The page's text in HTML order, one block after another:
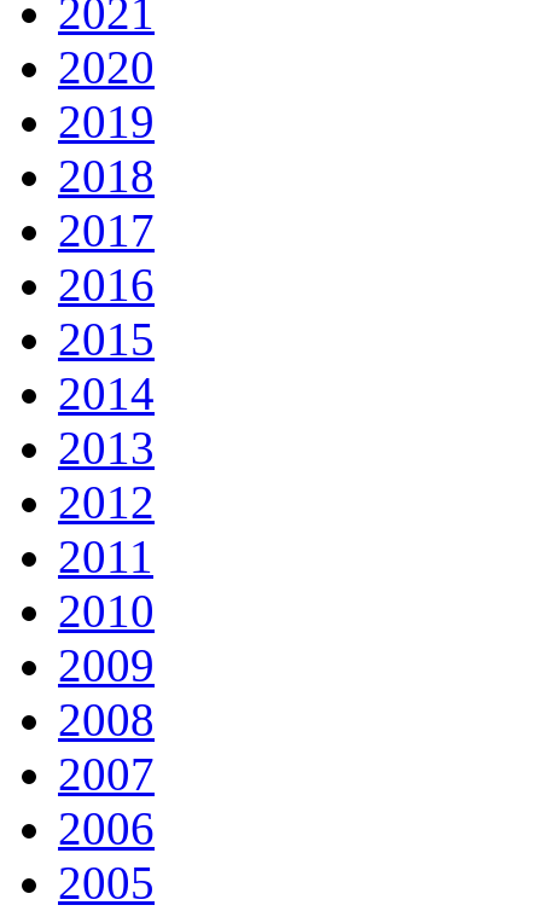
2021
2020
2019
2018
2017
2016
2015
2014
2013
2012
2011
2010
2009
2008
2007
2006
2005